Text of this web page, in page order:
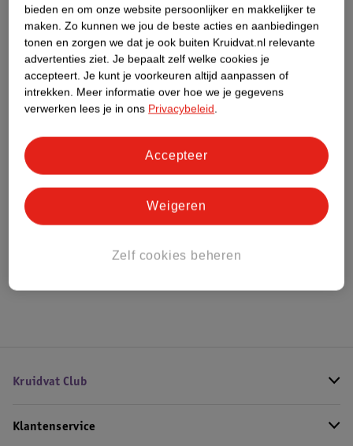
Nature Impact Score
Dit product heeft (nog) geen Nature
Impact Score.
Meer informatie
Bestel & Bezorginformatie
Bekijk ook
Kruidvat Club
Klantenservice
bieden en om onze website persoonlijker en makkelijker te
maken. Zo kunnen we jou de beste acties en aanbiedingen
tonen en zorgen we dat je ook buiten Kruidvat.nl relevante
advertenties ziet. Je bepaalt zelf welke cookies je
accepteert. Je kunt je voorkeuren altijd aanpassen of
intrekken. Meer informatie over hoe we je gegevens
verwerken lees je in ons Privacybeleid.
Zelf cookies beheren
Weigeren
Accepteer